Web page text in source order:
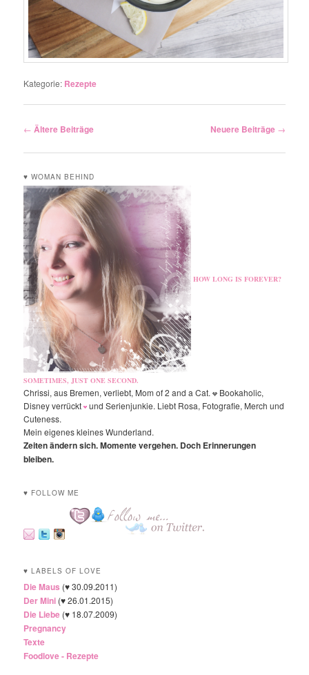
Kategorie: Rezepte
Artikelnavigation
← Ältere Beiträge Neuere Beiträge →
♥ WOMAN BEHIND
HOW LONG IS FOREVER?
SOMETIMES, JUST ONE SECOND.
Chrissi, aus Bremen, verliebt, Mom of 2 and a Cat.
Bookaholic,
Disney verrückt und Serienjunkie. Liebt Rosa, Fotografie, Merch und
Cuteness.
Mein eigenes kleines Wunderland.
Zeiten ändern sich. Momente vergehen. Doch Erinnerungen
bleiben.
♥ FOLLOW ME
♥ LABELS OF LOVE
Die Maus (♥ 30.09.2011)
Der Mini (♥ 26.01.2015)
Die Liebe (♥ 18.07.2009)
Pregnancy
Texte
Foodlove - Rezepte